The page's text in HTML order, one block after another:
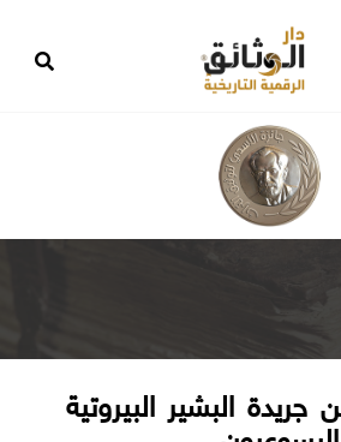
جريدة البشير البيروتية